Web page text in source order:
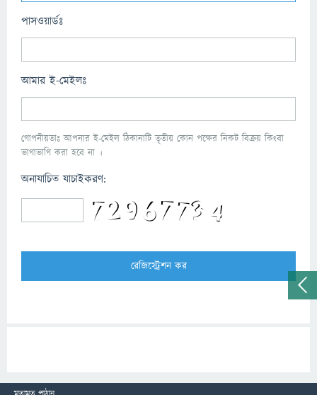
পাসওয়ার্ডঃ
আমার ই-মেইলঃ
গোপনীয়তাঃ আপনার ই-মেইল ঠিকানাটি তৃতীয় কোন পক্ষের নিকট বিক্রয় কিংবা
ভাগাভাগি করা হবে না ।
অনাযাচিত যাচাইকরণ: